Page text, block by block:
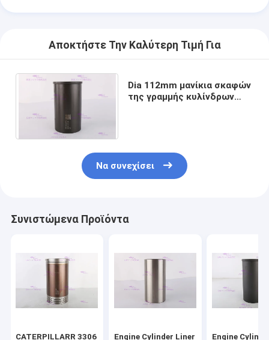
Αποκτήστε Την Καλύτερη Τιμή Για
Dia 112mm μανίκια σκαφών
της γραμμής κυλίνδρων
Να συνεχίσει
Συνιστώμενα Προϊόντα
CATERPILLARR 3306 Engine Cylinder Liner Engine